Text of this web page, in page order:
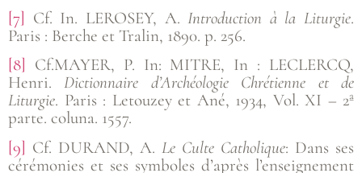
[7] Cf. In. LEROSEY, A.Introduction à la Liturgie.
Paris : Berche et Tralin, 1890. p. 256.
[8] Cf.MAYER, P. In: MITRE, In : LECLERCQ,
Henri.Dictionnaire d’Archéologie Chrétienne et de
Liturgie. Paris : Letouzey et Ané, 1934, Vol. XI – 2ª
parte. coluna. 1557.
[9] Cf. DURAND, A. Le Culte Catholique: Dans ses
cérémonies et ses symboles d’après l’enseignement